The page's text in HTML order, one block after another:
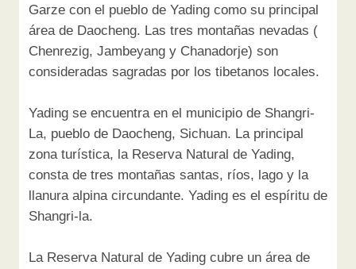
Garze con el pueblo de Yading como su principal
área de Daocheng. Las tres montañas nevadas (
Chenrezig, Jambeyang y Chanadorje) son
consideradas sagradas por los tibetanos locales.
Yading se encuentra en el municipio de Shangri-
La, pueblo de Daocheng, Sichuan. La principal
zona turística, la Reserva Natural de Yading,
consta de tres montañas santas, ríos, lago y la
llanura alpina circundante. Yading es el espíritu de
Shangri-la.
La Reserva Natural de Yading cubre un área de